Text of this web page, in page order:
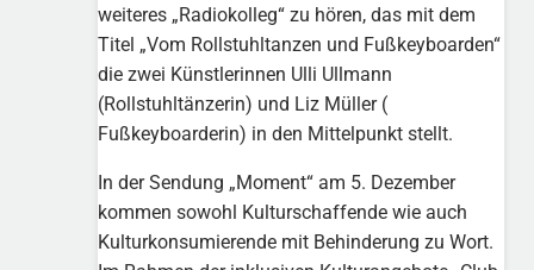
weiteres „Radiokolleg“ zu hören, das mit dem
Titel „Vom Rollstuhltanzen und Fußkeyboarden“
die zwei Künstlerinnen Ulli Ullmann
(Rollstuhltänzerin) und Liz Müller (
Fußkeyboarderin) in den Mittelpunkt stellt.
In der Sendung „Moment“ am 5. Dezember
kommen sowohl Kulturschaffende wie auch
Kulturkonsumierende mit Behinderung zu Wort.